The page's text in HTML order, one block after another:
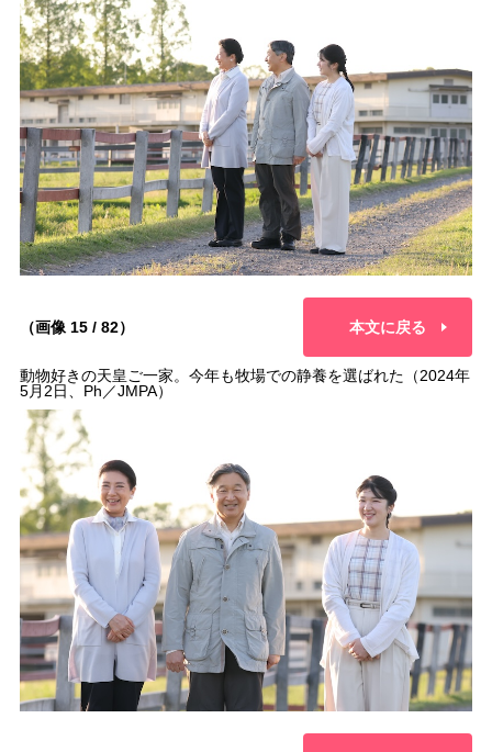
（画像 15 / 82） 本文に戻る
動物好きの天皇ご一家。今年も牧場での静養を選ばれた（2024年
5月2日、Ph／JMPA）